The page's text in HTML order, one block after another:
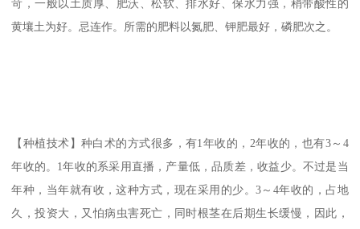
苛，一般以土质厚、肥沃、松软、排水好、保水力强，稍带酸性的
黄壤土为好。忌连作。所需的肥料以氮肥、钾肥最好，磷肥次之。
【种植技术】种白术的方式很多，有1年收的，2年收的，也有3～4
年收的。1年收的系采用直播，产量低，品质差，收益少。不过是当
年种，当年就有收，这种方式，现在采用的少。3～4年收的，占地
久，投资大，又怕病虫害死亡，同时根茎在后期生长缓慢，因此，